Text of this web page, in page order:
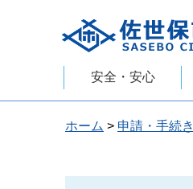
佐世保市
安全・安心
ホーム > 申請・手続き